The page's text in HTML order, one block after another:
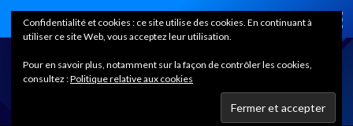
Home
Confidentialité et cookies : ce site utilise des cookies. En continuant à
utiliser ce site Web, vous acceptez leur utilisation.
Pour en savoir plus, notamment sur la façon de contrôler les cookies,
consultez :Politique relative aux cookies